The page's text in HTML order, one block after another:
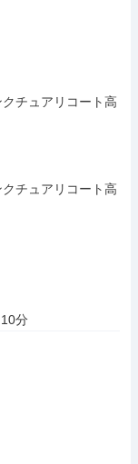
チュアリコート高
チュアリコート高
分